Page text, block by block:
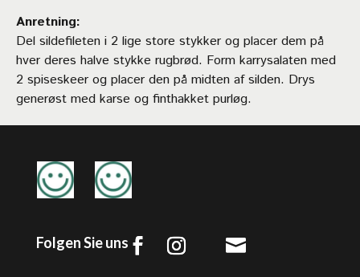
Anretning:
Del sildefileten i 2 lige store stykker og placer dem på
hver deres halve stykke rugbrød. Form karrysalaten med
2 spiseskeer og placer den på midten af silden. Drys
generøst med karse og finthakket purløg.
Folgen Sie uns 